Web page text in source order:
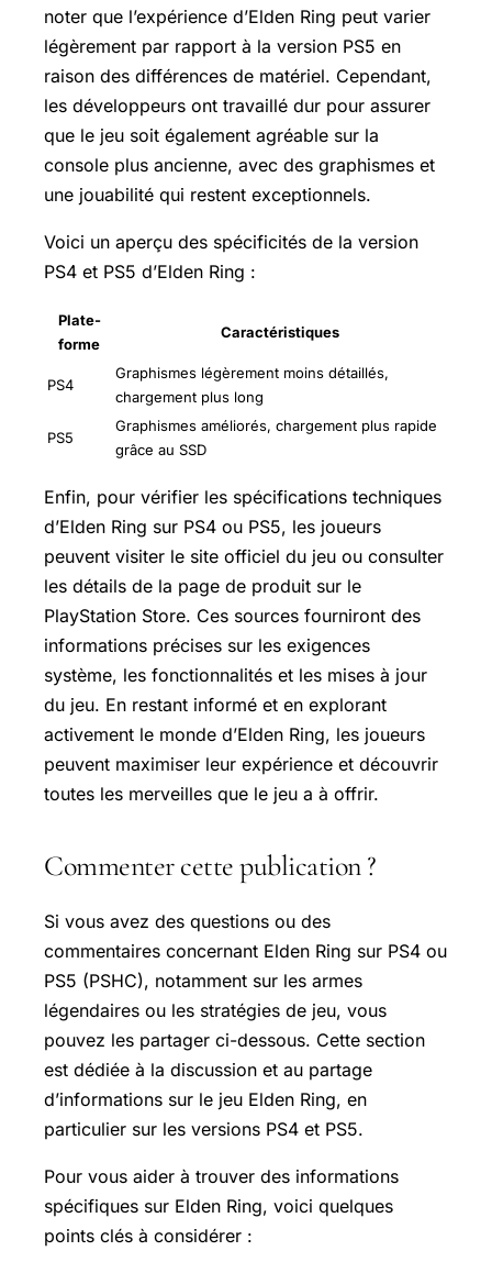
noter que l’expérience d’Elden Ring peut varier
légèrement par rapport à la version PS5 en
raison des différences de matériel. Cependant,
les développeurs ont travaillé dur pour assurer
que le jeu soit également agréable sur la
console plus ancienne, avec des graphismes et
une jouabilité qui restent exceptionnels.
Voici un aperçu des spécificités de la version
PS4 et PS5 d’Elden Ring :
Plate-
forme
Caractéristiques
PS4
Graphismes légèrement moins détaillés,
chargement plus long
PS5
Graphismes améliorés, chargement plus rapide
grâce au SSD
Enfin, pour vérifier les spécifications techniques
d’Elden Ring sur PS4 ou PS5, les joueurs
peuvent visiter le site officiel du jeu ou consulter
les détails de la page de produit sur le
PlayStation Store. Ces sources fourniront des
informations précises sur les exigences
système, les fonctionnalités et les mises à jour
du jeu. En restant informé et en explorant
activement le monde d’Elden Ring, les joueurs
peuvent maximiser leur expérience et découvrir
toutes les merveilles que le jeu a à offrir.
Commenter cette publication ?
Si vous avez des questions ou des
commentaires concernant Elden Ring sur PS4 ou
PS5 (PSHC), notamment sur les armes
légendaires ou les stratégies de jeu, vous
pouvez les partager ci-dessous. Cette section
est dédiée à la discussion et au partage
d’informations sur le jeu Elden Ring, en
particulier sur les versions PS4 et PS5.
Pour vous aider à trouver des informations
spécifiques sur Elden Ring, voici quelques
points clés à considérer :